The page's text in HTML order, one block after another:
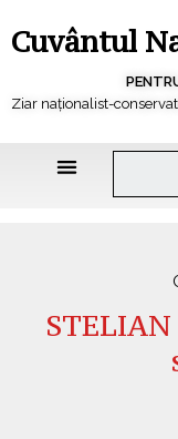
Cuvântul
Ziar naționalist-